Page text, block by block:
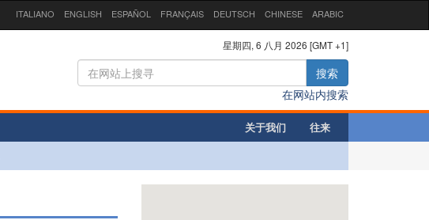
ITALIANO ENGLISH ESPAÑOL FRANÇAIS DEUTSCH CHINESE ARABIC
星期四, 6 八月 2026 [GMT +1]
搜索
在网站内搜索
关于我们 往来